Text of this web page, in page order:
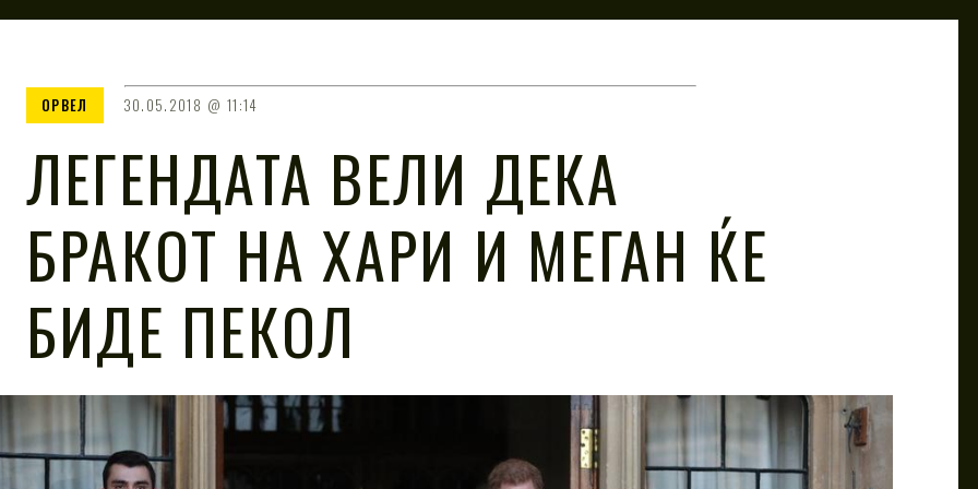
ОРВЕЛ 30.05.2018 11:14
ЛЕГЕНДАТА ВЕЛИ ДЕКА
БРАКОТ НА ХАРИ И МЕГАН ЌЕ
БИДЕ ПЕКОЛ